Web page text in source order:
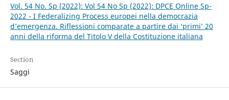
Vol. 54 No. Sp (2022): Vol 54 No Sp (2022): DPCE Online Sp-
2022 - I Federalizing Process europei nella democrazia
d’emergenza. Riflessioni comparate a partire dai ‘primi’ 20
anni della riforma del Titolo V della Costituzione italiana
Section
Saggi